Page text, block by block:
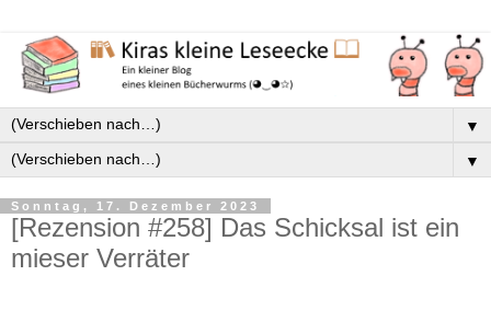
▼
▼
Sonntag, 17. Dezember 2023
[Rezension #258] Das Schicksal ist ein
mieser Verräter